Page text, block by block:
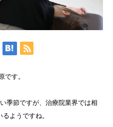
です。
季節ですが、治療院業界では相
ようですね。